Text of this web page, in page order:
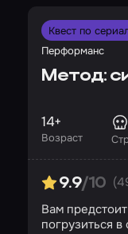
Квест по
Перформанс
Метод:
Возраст
14+
9.9/10
Вам
погрузиться